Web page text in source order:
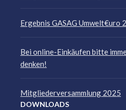
Ergebnis GASAG Umwelt€uro
Bei online-Einkäufen bitte
denken!
Mitgliederversammlung 2025
DOWNLOADS